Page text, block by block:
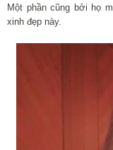
Một phần cũng bởi họ
xinh đẹp này.